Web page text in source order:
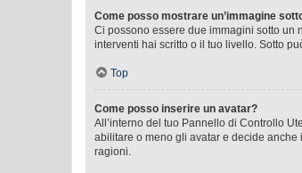
Come posso mostrare un’immagine
Ci possono essere due immagini sotto un
interventi hai scritto o il tuo livello. Sotto
Top
Come posso inserire un avatar?
All’interno del tuo Pannello di Controllo
abilitare o meno gli avatar e decide anche
ragioni.